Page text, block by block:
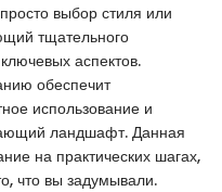
выбор стиля или
тщательного
аспектов.
обеспечит
использование и
ландшафт. Данная
на практических шагах,
что вы задумывали.